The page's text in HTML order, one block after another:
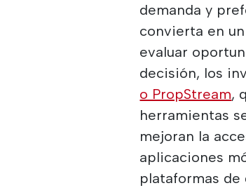
demanda y
convierta en
evaluar
decisión, los
o PropStream,
herramientas
mejoran la
aplicaciones
plataformas de